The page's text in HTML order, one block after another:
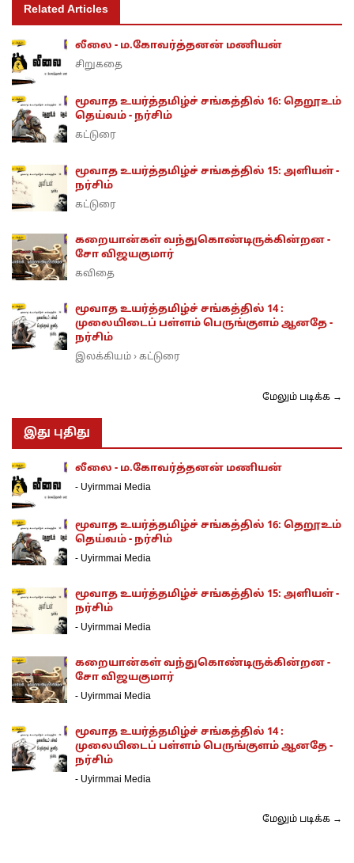
Related Articles
லீலை - ம.கோவர்த்தனன் மணியன்
சிறுகதை
மூவாத உயர்த்தமிழ்ச் சங்கத்தில் 16: தெறூஉம்
தெய்வம் - நர்சிம்
கட்டுரை
மூவாத உயர்த்தமிழ்ச் சங்கத்தில் 15: அளியள் -
நர்சிம்
கட்டுரை
கறையான்கள் வந்துகொண்டிருக்கின்றன -
சோ விஜயகுமார்
கவிதை
மூவாத உயர்த்தமிழ்ச் சங்கத்தில் 14 :
முலையிடைப் பள்ளம் பெருங்குளம் ஆனதே -
நர்சிம்
இலக்கியம் › கட்டுரை
மேலும் படிக்க →
இது புதிது
லீலை - ம.கோவர்த்தனன் மணியன்
- Uyirmmai Media
மூவாத உயர்த்தமிழ்ச் சங்கத்தில் 16: தெறூஉம்
தெய்வம் - நர்சிம்
- Uyirmmai Media
மூவாத உயர்த்தமிழ்ச் சங்கத்தில் 15: அளியள் -
நர்சிம்
- Uyirmmai Media
கறையான்கள் வந்துகொண்டிருக்கின்றன -
சோ விஜயகுமார்
- Uyirmmai Media
மூவாத உயர்த்தமிழ்ச் சங்கத்தில் 14 :
முலையிடைப் பள்ளம் பெருங்குளம் ஆனதே -
நர்சிம்
- Uyirmmai Media
மேலும் படிக்க →